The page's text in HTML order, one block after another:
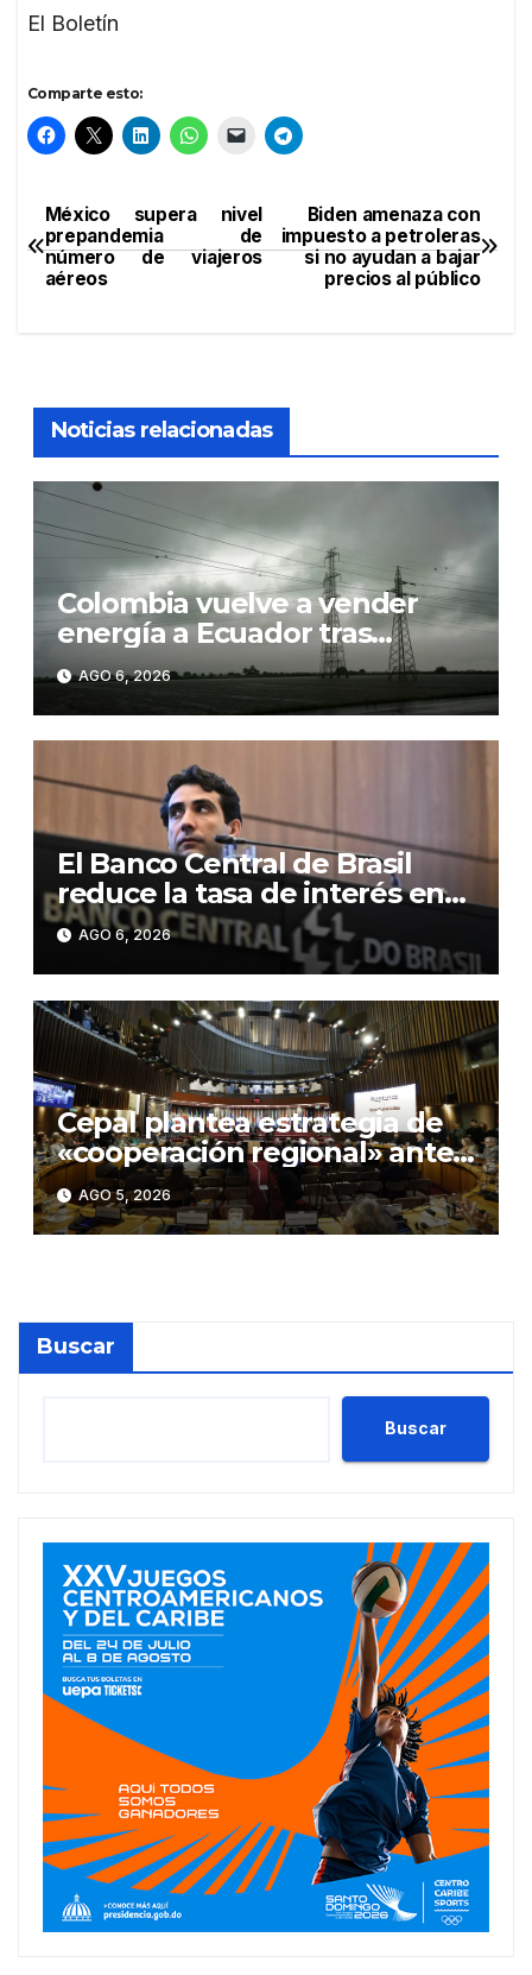
El Boletín
Comparte esto:
Navegación
de
Biden amenaza con
impuesto a petroleras
si no ayudan a bajar
precios al público
México supera nivel
prepandemia de
número de viajeros
aéreos
Noticias relacionadas
Colombia vuelve a vender
energía a Ecuador tras
suspender la exportación por
los aranceles
AGO 6, 2026
El Banco Central de Brasil
reduce la tasa de interés en
0,25 puntos, hasta el 14,0 %
anual
AGO 6, 2026
Cepal plantea estrategia de
«cooperación regional» ante
«rupturas» en geopolítica
global
AGO 5, 2026
Buscar
Buscar